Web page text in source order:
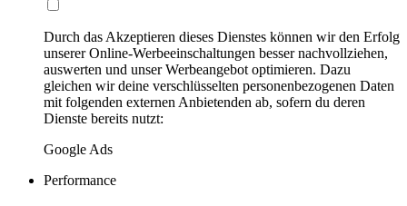
Durch das Akzeptieren dieses Dienstes können wir den Erfolg
unserer Online-Werbeeinschaltungen besser nachvollziehen,
auswerten und unser Werbeangebot optimieren. Dazu
gleichen wir deine verschlüsselten personenbezogenen Daten
mit folgenden externen Anbietenden ab, sofern du deren
Dienste bereits nutzt:
Google Ads
Performance